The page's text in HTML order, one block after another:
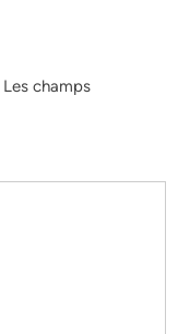
Les champs